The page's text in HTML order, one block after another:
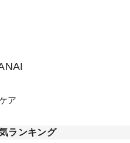
ア
ランキング